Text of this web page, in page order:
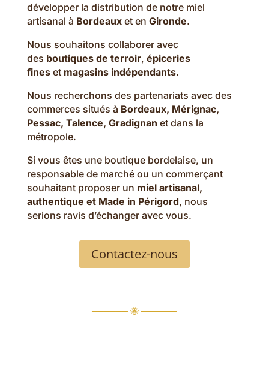
développer la distribution de notre miel
artisanal à Bordeauxet en Gironde.
Nous souhaitons collaborer avec
des boutiques de terroir, épiceries
fineset magasins indépendants.
Nous recherchons des partenariats avec des
commerces situés à Bordeaux, Mérignac,
Pessac, Talence, Gradignan et dans la
métropole.
Si vous êtes une boutique bordelaise, un
responsable de marché ou un commerçant
souhaitant proposer un miel artisanal,
authentique et Made in Périgord, nous
serions ravis d’échanger avec vous.
Contactez-nous
────── 🐝 ──────